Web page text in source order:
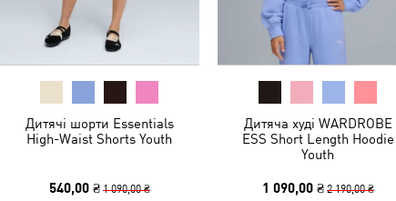
Дитячі шорти Essentials
High-Waist Shorts Youth
540,00 ₴ 1 090,00 ₴
Дитяча худі WARDROBE
ESS Short Length Hoodie
Youth
1 090,00 ₴ 2 190,00 ₴